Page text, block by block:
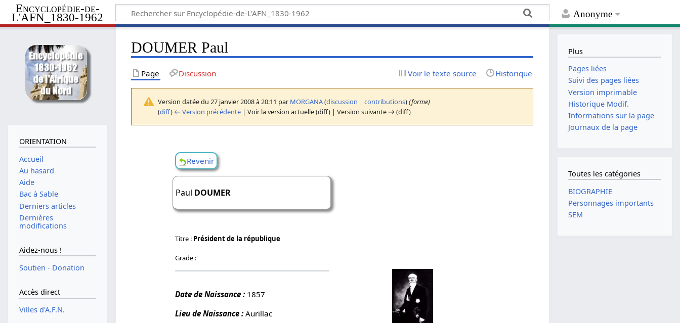
Anonyme
Encyclopédie-de-
L'AFN_1830-1962
DOUMER Paul
Page Discussion Voir le texte source Historique
Version datée du 27 janvier 2008 à 20:11 par MORGANA(discussion |contributions)(forme)
(diff) ← Version précédente | Voir la version actuelle (diff) | Version suivante → (diff)
Revenir
Paul DOUMER
Titre : Président de la république
Grade :'
Date de Naissance :1857
Lieu de Naissance :Aurillac
ORIENTATION
Accueil
Au hasard
Aide
Bac à Sable
Derniers articles
Dernières
modifications
Aidez-nous !
Soutien - Donation
Accès direct
Villes d'A.F.N.
Plus
Pages liées
Suivi des pages liées
Version imprimable
Historique Modif.
Informations sur la page
Journaux de la page
Toutes les catégories
BIOGRAPHIE
Personnages importants
SEM